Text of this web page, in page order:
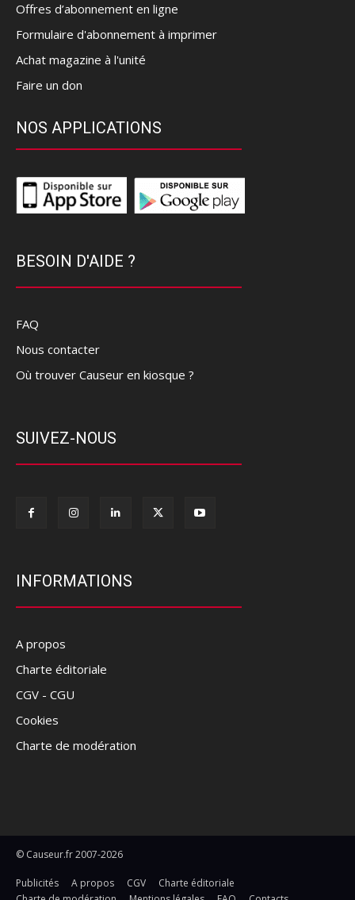
Offres d’abonnement en ligne
Formulaire d'abonnement à imprimer
Achat magazine à l'unité
Faire un don
NOS APPLICATIONS
BESOIN D'AIDE ?
FAQ
Nous contacter
Où trouver Causeur en kiosque ?
SUIVEZ-NOUS
INFORMATIONS
A propos
Charte éditoriale
CGV - CGU
Cookies
Charte de modération
© Causeur.fr 2007-2026
Publicités A propos CGV
Charte éditoriale